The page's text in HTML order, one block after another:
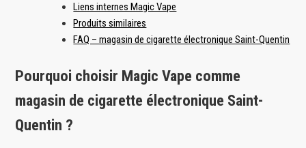
Liens internes Magic Vape
Produits similaires
FAQ – magasin de cigarette électronique Saint-Quentin
Pourquoi choisir Magic Vape comme
magasin de cigarette électronique Saint-
Quentin ?